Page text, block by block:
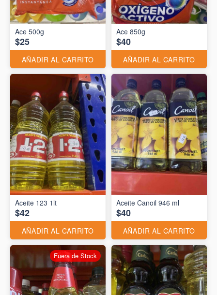
Ace 500g
$25
AÑADIR AL CARRITO
Ace 850g
$40
AÑADIR AL CARRITO
Aceite 123 1lt
$42
AÑADIR AL CARRITO
Aceite Canoil 946 ml
$40
AÑADIR AL CARRITO
Fuera de Stock